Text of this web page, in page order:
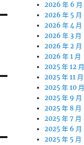
2026 年 6 月
2026 年 5 月
2026 年 4 月
2026 年 3 月
2026 年 2 月
2026 年 1 月
2025 年 12 月
2025 年 11 月
2025 年 10 月
2025 年 9 月
2025 年 8 月
2025 年 7 月
2025 年 6 月
2025 年 5 月